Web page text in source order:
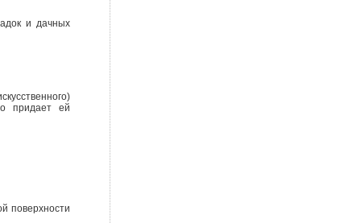
и дачных
придает ей
поверхности